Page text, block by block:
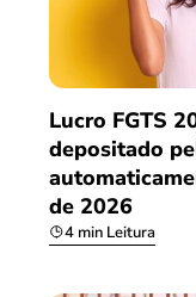
Lucro FGTS
depositado
de 2026
4 min Leitura